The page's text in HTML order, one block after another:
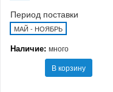
Период поставки
МАЙ - НОЯБРЬ
Наличие: много
В корзину